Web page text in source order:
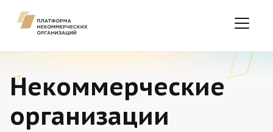
Некоммерческие
организации